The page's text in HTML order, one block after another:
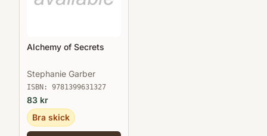
Alchemy of Secrets
Stephanie Garber
ISBN: 9781399631327
83 kr
Bra skick